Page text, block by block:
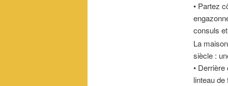
• Partez
consuls
La
siècle :
•
linteau